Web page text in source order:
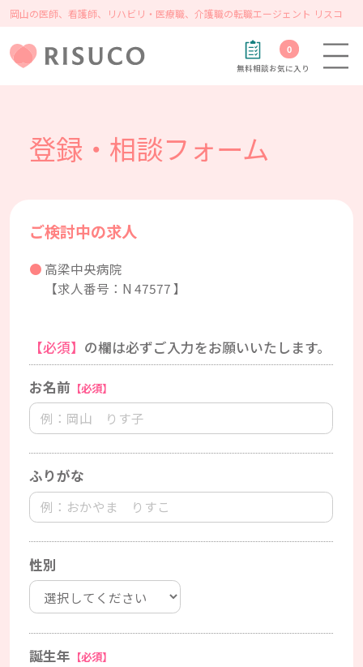
岡山の医師、看護師、リハビリ・医療職、介護職の転職エージェント リスコ
無料相談
0
お気に入り
登録・相談フォーム
ご検討中の求人
高梁中央病院
【求人番号：N 47577 】
【必須】 の欄は必ずご入力をお願いいたします。
お名前 【必須】
ふりがな
性別
誕生年 【必須】